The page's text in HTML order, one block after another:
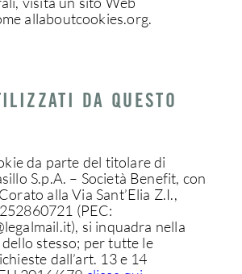
allaboutcookies.org.
DA QUESTO
da parte del titolare di
S.p.A. – Società Benefit, con
alla Via Sant’Elia Z.I.,
(PEC:
si inquadra nella
stesso; per tutte le
dall’art. 13 e 14